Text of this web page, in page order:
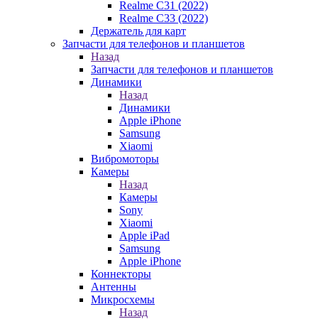
Realme C31 (2022)
Realme C33 (2022)
Держатель для карт
Запчасти для телефонов и планшетов
Назад
Запчасти для телефонов и планшетов
Динамики
Назад
Динамики
Apple iPhone
Samsung
Xiaomi
Вибромоторы
Камеры
Назад
Камеры
Sony
Xiaomi
Apple iPad
Samsung
Apple iPhone
Коннекторы
Антенны
Микросхемы
Назад